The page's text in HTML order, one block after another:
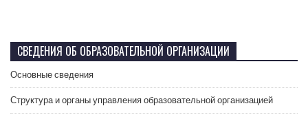
СВЕДЕНИЯ ОБ ОБРАЗОВАТЕЛЬНОЙ ОРГАНИЗАЦИИ
Основные сведения
Структура и органы управления образовательной организацией